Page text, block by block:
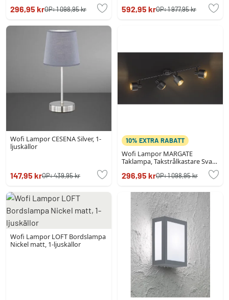
296,95 krOP:1 098,95 kr 592,95 krOP:1 977,95 kr
Wofi Lampor CESENA Silver, 1-
ljuskällor
147,95 krOP:439,95 kr
10% EXTRA RABATT
Wofi Lampor MARGATE
Taklampa, Takstrålkastare Svart,
296,95 krOP:1 098,95 kr
Wofi Lampor LOFT Bordslampa
Nickel matt, 1-ljuskällor